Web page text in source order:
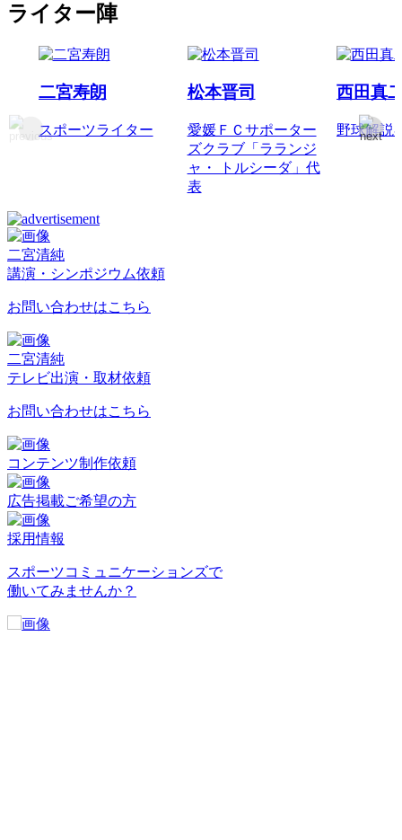
ライター陣
二宮寿朗
スポーツライター
松本晋司
愛媛ＦＣサポーター
ズクラブ「ラランジ
ャ・ トルシーダ」代
表
西田真
野球解説
二宮清純
講演・シンポジウム依頼
お問い合わせはこちら
二宮清純
テレビ出演・取材依頼
お問い合わせはこちら
コンテンツ制作依頼
広告掲載ご希望の方
採用情報
スポーツコミュニケーションズで
働いてみませんか？